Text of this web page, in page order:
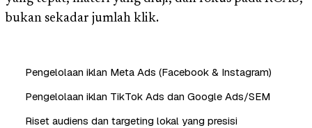
bukan sekadar jumlah klik.
Pengelolaan iklan Meta Ads (Facebook & Instagram)
Pengelolaan iklan TikTok Ads dan Google Ads/SEM
Riset audiens dan targeting lokal yang presisi